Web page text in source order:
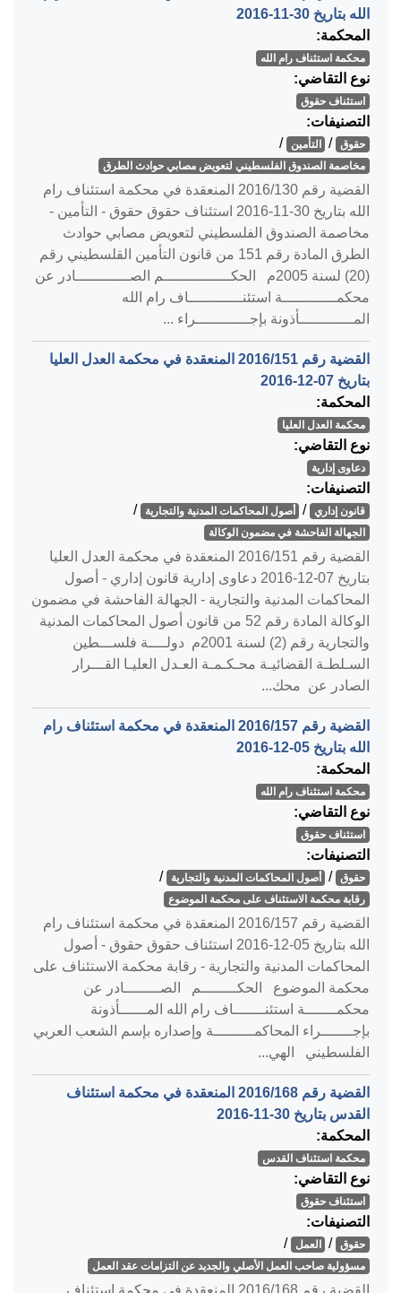
الله بتاريخ ‎2016-11-30‏
المحكمة:
محكمة استئناف رام الله
نوع التقاضي:
استئناف حقوق
التصنيفات:
حقوق / التأمين /
مخاصمة الصندوق الفلسطيني لتعويض مصابي حوادث الطرق
القضية رقم ‎130‏/‎2016‏ المنعقدة في محكمة استئناف رام
الله بتاريخ ‎2016-11-30‏ استئناف حقوق حقوق - التأمين -
مخاصمة الصندوق الفلسطيني لتعويض مصابي حوادث
الطرق المادة رقم 151 من قانون التأمين القلسطيني رقم
(20) لسنة 2005م الحكـــــــــــــــم الصــــــــــــادر عن
محكمــــــــــــة استئنــــــــــــاف رام الله
المــــــــــــأذونة بإجــــــــــــراء ...
القضية رقم ‎151‏/‎2016‏ المنعقدة في محكمة العدل العليا
بتاريخ ‎2016-12-07‏
المحكمة:
محكمة العدل العليا
نوع التقاضي:
دعاوى إدارية
التصنيفات:
قانون إداري / أصول المحاكمات المدنية والتجارية /
الجهالة الفاحشة في مضمون الوكالة
القضية رقم ‎151‏/‎2016‏ المنعقدة في محكمة العدل العليا
بتاريخ ‎2016-12-07‏ دعاوى إدارية قانون إداري - أصول
المحاكمات المدنية والتجارية - الجهالة الفاحشة في مضمون
الوكالة المادة رقم 52 من قانون أصول المحاكمات المدنية
والتجارية رقم (2) لسنة 2001م دولــــة فلســـطين
السـلطـة القضائيـة محـكـمـة العـدل العليـا القـــرار
الصادر عن محك...
القضية رقم ‎157‏/‎2016‏ المنعقدة في محكمة استئناف رام
الله بتاريخ ‎2016-12-05‏
المحكمة:
محكمة استئناف رام الله
نوع التقاضي:
استئناف حقوق
التصنيفات:
حقوق / أصول المحاكمات المدنية والتجارية /
رقابة محكمة الاستئناف على محكمة الموضوع
القضية رقم ‎157‏/‎2016‏ المنعقدة في محكمة استئناف رام
الله بتاريخ ‎2016-12-05‏ استئناف حقوق حقوق - أصول
المحاكمات المدنية والتجارية - رقابة محكمة الاستئناف على
محكمة الموضوع الحكــــــــم الصــــــــادر عن
محكمـــــــة استئنـــــــاف رام الله المــــــأذونة
بإجـــــــراء المحاكمـــــــــة وإصداره بإسم الشعب العربي
الفلسطيني الهي...
القضية رقم ‎168‏/‎2016‏ المنعقدة في محكمة استئناف
القدس بتاريخ ‎2016-11-30‏
المحكمة:
محكمة استئناف القدس
نوع التقاضي:
استئناف حقوق
التصنيفات:
حقوق / العمل /
مسؤولية صاحب العمل الأصلي والجديد عن التزامات عقد العمل
القضية رقم ‎168‏/‎2016‏ المنعقدة في محكمة استئناف